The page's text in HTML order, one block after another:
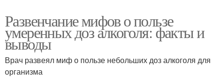
Развенчание мифов о пользе
умеренных доз алкоголя: факты и
выводы
Врач развеял миф о пользе небольших доз алкоголя для
организма